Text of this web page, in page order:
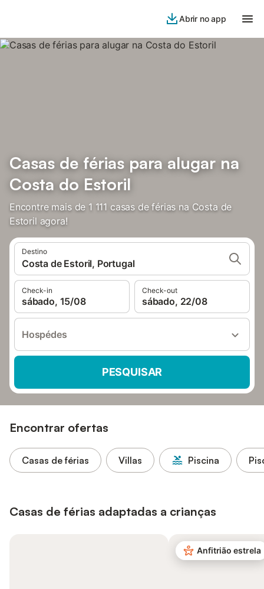
Abrir no app
Casas de férias para alugar na
Costa do Estoril
Encontre mais de 1 111 casas de férias na Costa de
Estoril agora!
Destino
Costa de Estoril, Portugal
Check-in
sábado, 15/08
Check-out
sábado, 22/08
Hospédes
PESQUISAR
Encontrar ofertas
Casas de férias Villas Piscina
Casas de férias adaptadas a crianças
Anfitrião estrela